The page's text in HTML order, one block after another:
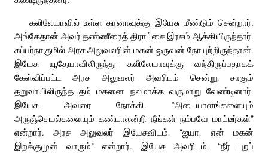
கலிலேயாவில் உள்ள கானாவுக்கு இயேசு மீண்டும் சென்றார்.
அங்கேதான் அவர் தண்ணீரைத் திராட்சை இரசம் ஆக்கியிருந்தார்.
கப்பர்நாகுமில் அரச அலுவலரின் மகன் ஒருவன் நோயுற்றிருந்தான்.
இயேசு யூதேயாவிலிருந்து கலிலேயாவுக்கு வந்திருப்பதாகக்
கேள்விப்பட்ட அரச அலுவலர் அவரிடம் சென்று, சாகும்
தறுவாயிலிருந்த தம் மகனை நலமாக்க வருமாறு வேண்டினார்.
இயேசு அவரை நோக்கி, “அடையாளங்களையும்
அருஞ்செயல்களையும் கண்டாலன்றி நீங்கள் நம்பவே மாட்டீர்கள்”
என்றார். அரச அலுவலர் இயேசுவிடம், “ஐயா, என் மகன்
இறக்குமுன் வாரும்” என்றார். இயேசு அவரிடம், “நீர் புறப்